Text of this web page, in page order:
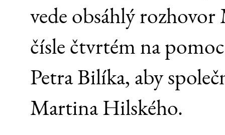
vede obsáhlý
čísle čtvrtém na
Petra Bilíka, aby
Martina Hilského.